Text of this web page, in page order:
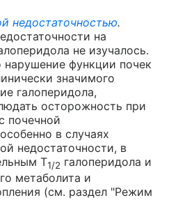
недостаточностью.
на
не изучалось.
нарушение функции почек
значимого
галоперидола,
осторожность при
почечной
в случаях
недостаточности, в
T1/2 галоперидола и
метаболита и
(см. раздел "Режим